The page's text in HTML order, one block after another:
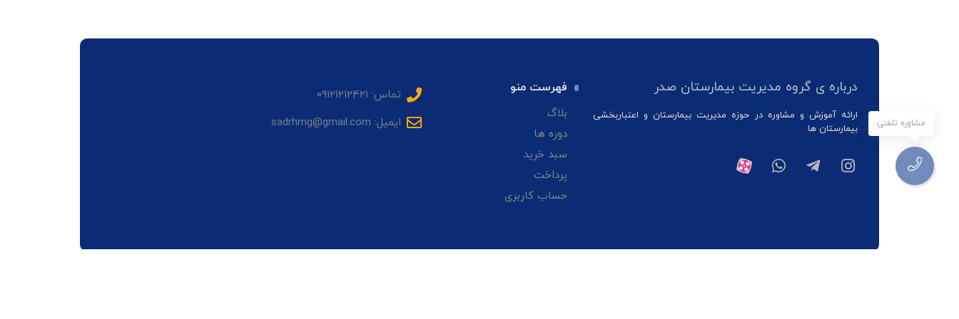
درباره ی گروه مدیریت بیمارستان صدر
ارائه آموزش و مشاوره در حوزه مدیریت بیمارستان و اعتباربخشی
بیمارستان ها
فهرست منو
بلاگ
دوره ها
سبد خرید
پرداخت
حساب کاربری
تماس: 09121212421
ایمیل: sadrhmg@gmail.com
مشاوره تلفنی